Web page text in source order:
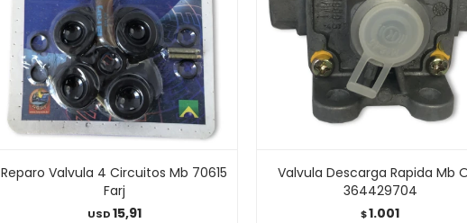
Reparo Valvula 4 Circuitos Mb 70615
Farj
USD15,91
Valvula Descarga Rapida Mb
364429704
$1.001